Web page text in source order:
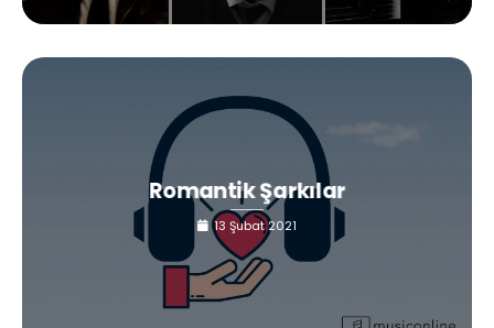
Romantik Şarkılar
13 Şubat 2021